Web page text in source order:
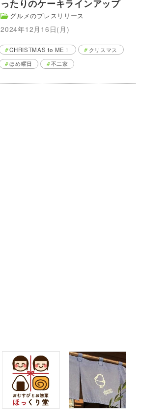
ったりのケーキラインアップ
グルメのプレスリリース
2024年12月16日(月)
CHRISTMAS to ME！
クリスマス
ほめ曜日
不二家